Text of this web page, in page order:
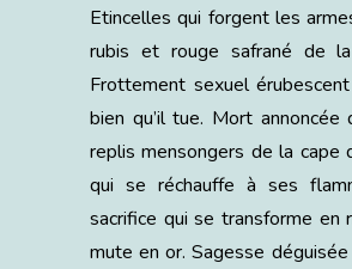
Etincelles qui forgent les
rubis et rouge safrané de
Frottement sexuel
bien qu’il tue. Mort annoncée
replis mensongers de la
qui se réchauffe à ses
sacrifice qui se transforme en
mute en or. Sagesse